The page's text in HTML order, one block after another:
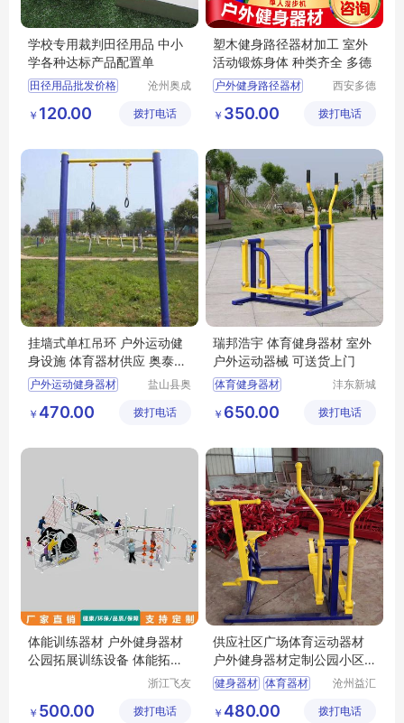
学校专用裁判田径用品 中小
学各种达标产品配置单
田径用品批发价格
田径用品行情报价
沧州奥成
制造有限
￥ 120.00 拨打电话
塑木健身路径器材加工 室外
活动锻炼身体 种类齐全 多德
户外健身路径器材
智能小区户外健身器材
组合健身器材的安装
西安多德
有限公司
￥ 350.00 拨打电话
挂墙式单杠吊环 户外运动健
身设施 体育器材供应 奥泰厂
家定制
户外运动健身器材
体育器材供应
盐山县奥
材厂
￥ 470.00 拨打电话
瑞邦浩宇 体育健身器材 室外
户外运动器械 可送货上门
体育健身器材
沣东新城
金属制品
￥ 650.00 拨打电话
体能训练器材 户外健身器材
公园拓展训练设备 体能拓展
浙江飞友
有限公司
￥ 500.00 拨打电话
供应社区广场体育运动器材
户外健身器材定制公园小区
健身器械
健身器材 体育器材
健身器材批发
沧州益汇
有限公司
￥ 480.00 拨打电话